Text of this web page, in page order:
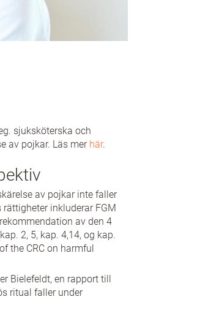
sjuksköterska och
av pojkar. Läs mer här.
av pojkar inte faller
inkluderar FGM
av den 4
2, 5, kap. 4,14, og kap.
the CRC on harmful
Bielefeldt, en rapport till
ritual faller under